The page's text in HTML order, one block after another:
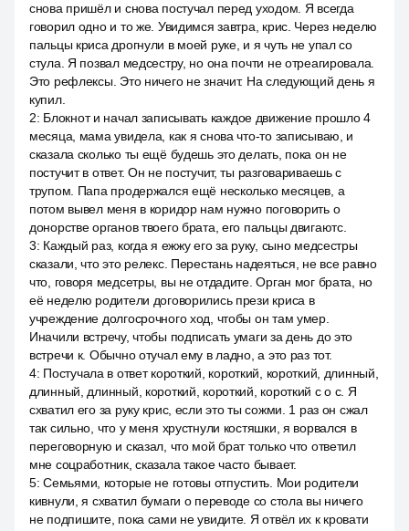
снова пришёл и снова постучал перед уходом. Я всегда
говорил одно и то же. Увидимся завтра, крис. Через неделю
пальцы криса дрогнули в моей руке, и я чуть не упал со
стула. Я позвал медсестру, но она почти не отреагировала.
Это рефлексы. Это ничего не значит. На следующий день я
купил.
2: Блокнот и начал записывать каждое движение прошло 4
месяца, мама увидела, как я снова что-то записываю, и
сказала сколько ты ещё будешь это делать, пока он не
постучит в ответ. Он не постучит, ты разговариваешь с
трупом. Папа продержался ещё несколько месяцев, а
потом вывел меня в коридор нам нужно поговорить о
донорстве органов твоего брата, его пальцы двигаютс.
3: Каждый раз, когда я ежжу его за руку, сыно медсестры
сказали, что это релекс. Перестань надеяться, не все равно
что, говоря медсетры, вы не отдадите. Орган мог брата, но
её неделю родители договорились прези криса в
учреждение долгосрочного ход, чтобы он там умер.
Иначили встречу, чтобы подписать умаги за день до это
встречи к. Обычно отучал ему в ладно, а это раз тот.
4: Постучала в ответ короткий, короткий, короткий, длинный,
длинный, длинный, короткий, короткий, короткий с о с. Я
схватил его за руку крис, если это ты сожми. 1 раз он сжал
так сильно, что у меня хрустнули костяшки, я ворвался в
переговорную и сказал, что мой брат только что ответил
мне соцработник, сказала такое часто бывает.
5:Семьями, которые не готовы отпустить. Мои родители
кивнули, я схватил бумаги о переводе со стола вы ничего
не подпишите, пока сами не увидите. Я отвёл их к кровати